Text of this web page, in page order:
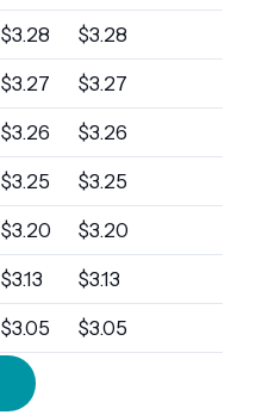
$3.28 $3.28
$3.27 $3.27
$3.26 $3.26
$3.25 $3.25
$3.20 $3.20
$3.13 $3.13
$3.05 $3.05